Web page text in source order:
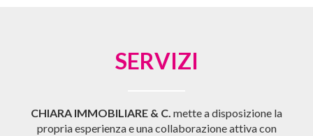
SERVIZI
CHIARA IMMOBILIARE & C. mette a disposizione la
propria esperienza e una collaborazione attiva con